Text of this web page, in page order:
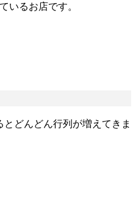
いるお店です。
どんどん行列が増えてきま